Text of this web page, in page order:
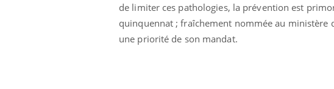
de limiter ces pathologies, la prévention est
quinquennat ; fraîchement nommée au ministère
une priorité de son mandat.